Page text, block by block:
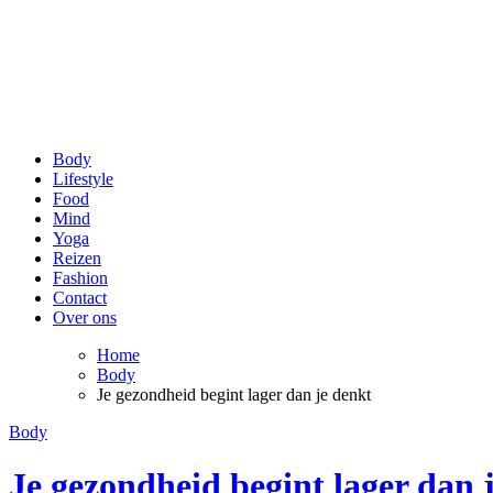
Voor een stralende lach en een fit gevoel!
Body
Lifestyle
Food
Mind
Yoga
Reizen
Fashion
Contact
Over ons
Home
Body
Je gezondheid begint lager dan je denkt
Body